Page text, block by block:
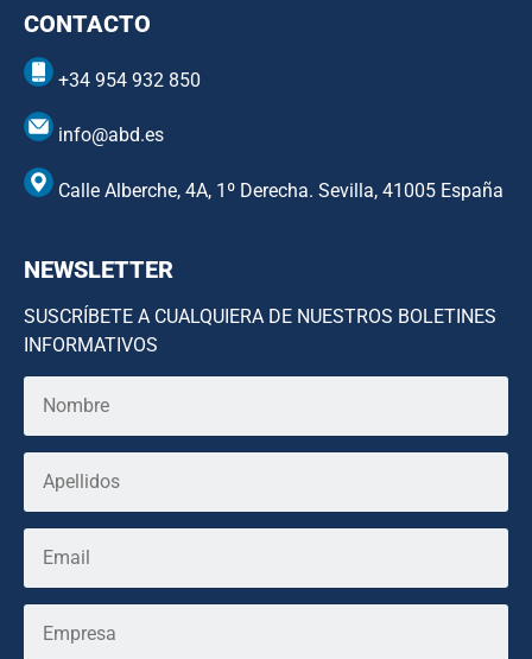
CONTACTO
+34 954 932 850
info@abd.es
Calle Alberche, 4A, 1º Derecha. Sevilla, 41005 España
NEWSLETTER
SUSCRÍBETE A CUALQUIERA DE NUESTROS BOLETINES
INFORMATIVOS